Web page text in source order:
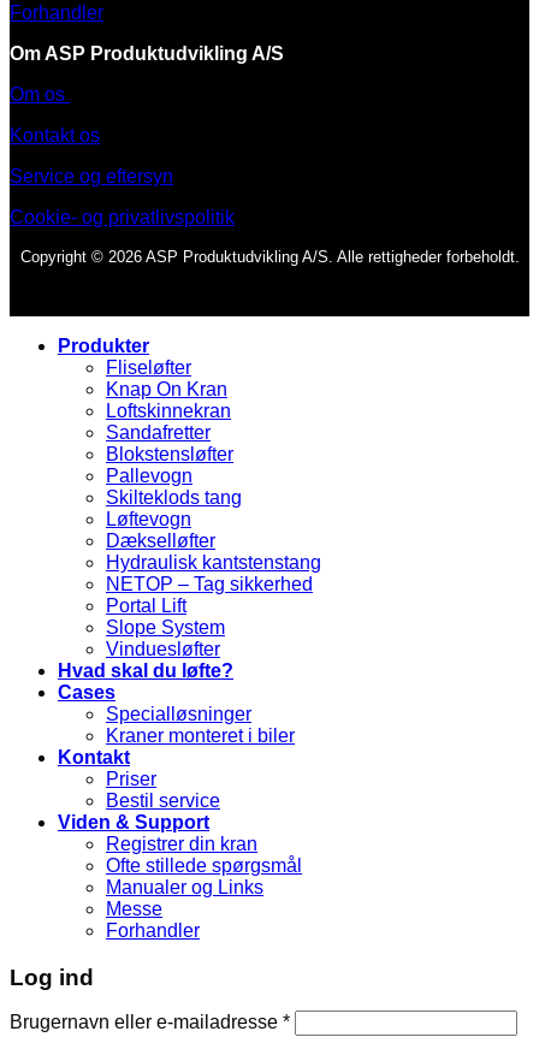
Forhandler
Om ASP Produktudvikling A/S
Om os
Kontakt os
Service og eftersyn
Cookie- og privatlivspolitik
Copyright © 2026 ASP Produktudvikling A/S. Alle rettigheder forbeholdt.
Produkter
Fliseløfter
Knap On Kran
Loftskinnekran
Sandafretter
Blokstensløfter
Pallevogn
Skilteklods tang
Løftevogn
Dækselløfter
Hydraulisk kantstenstang
NETOP – Tag sikkerhed
Portal Lift
Slope System
Vinduesløfter
Hvad skal du løfte?
Cases
Specialløsninger
Kraner monteret i biler
Kontakt
Priser
Bestil service
Viden & Support
Registrer din kran
Ofte stillede spørgsmål
Manualer og Links
Messe
Forhandler
Log ind
Brugernavn eller e-mailadresse *